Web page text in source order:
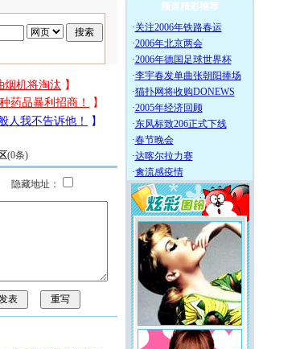
(0条)
隐藏地址：
频道精彩推荐
·关注2006年铁路春运
·2006年北京两会
·2006年德国足球世界杯
·李宇春发单曲张朝阳捧场
·猫扑网将收购DONEWS
·2005年经济回顾
·东风标致206正式下线
·春节晚会
·达喀尔拉力赛
·禽流感疫情